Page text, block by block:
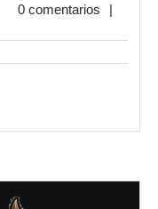
Torneo
(María
0 comentarios |